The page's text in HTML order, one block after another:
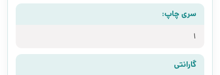
سری چاپ:
1
گارانتی